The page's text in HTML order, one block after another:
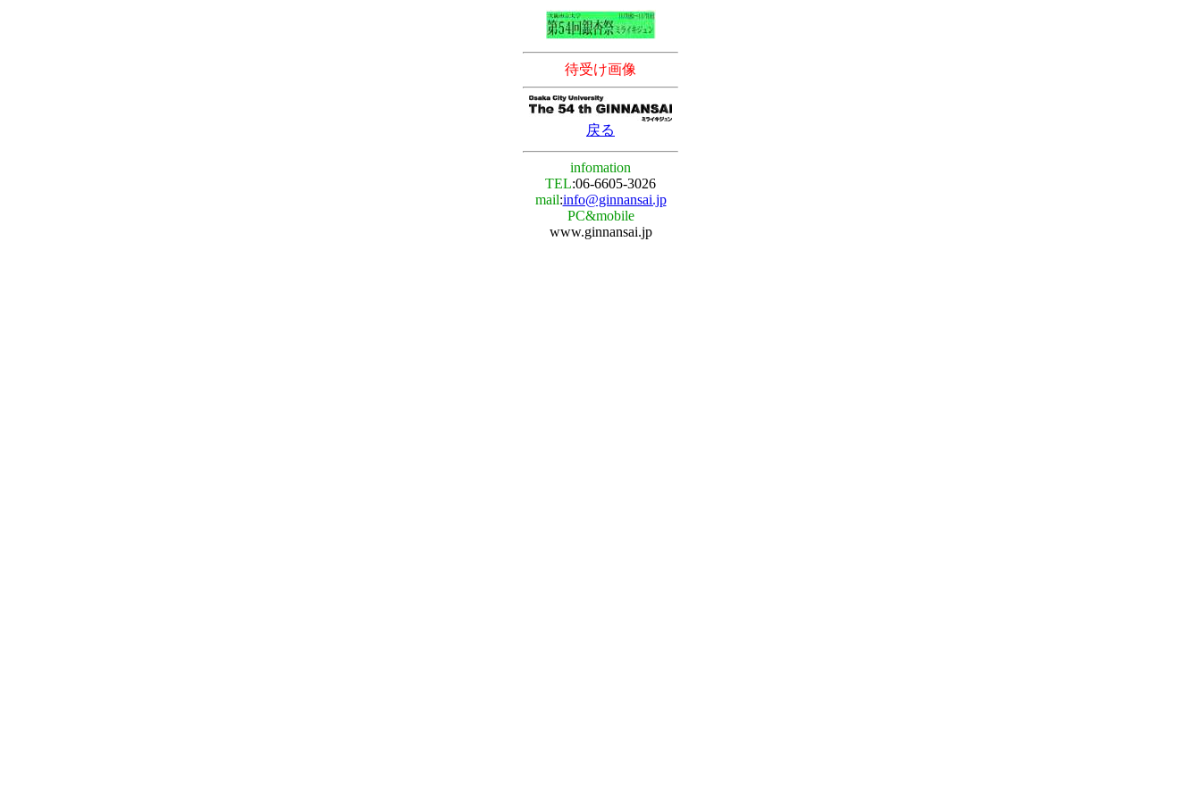
待受け画像
戻る
infomation
TEL:06-6605-3026
mail:info@ginnansai.jp
PC&mobile
www.ginnansai.jp